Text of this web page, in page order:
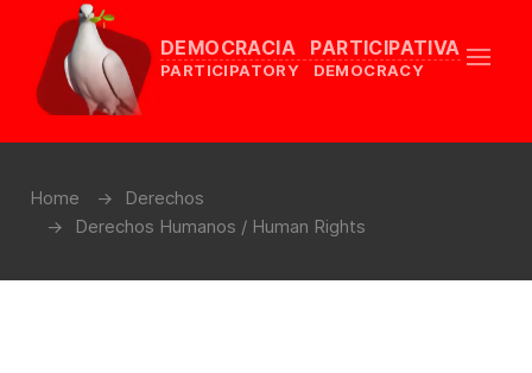
DEMOCRACIA PARTICIPATIVA
PARTICIPATORY DEMOCRACY
Home
Derechos
Derechos Humanos / Human Rights